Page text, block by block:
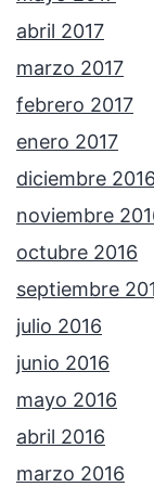
abril 2017
marzo 2017
febrero 2017
enero 2017
diciembre 2016
noviembre
octubre 2016
septiembre
julio 2016
junio 2016
mayo 2016
abril 2016
marzo 2016